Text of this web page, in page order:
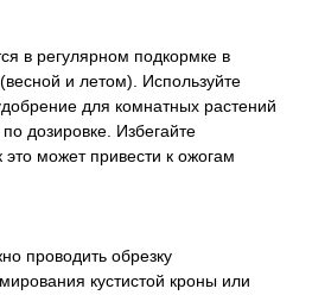
в регулярном подкормке в
и летом). Используйте
для комнатных растений
дозировке. Избегайте
это может привести к ожогам
проводить обрезку
кустистой кроны или